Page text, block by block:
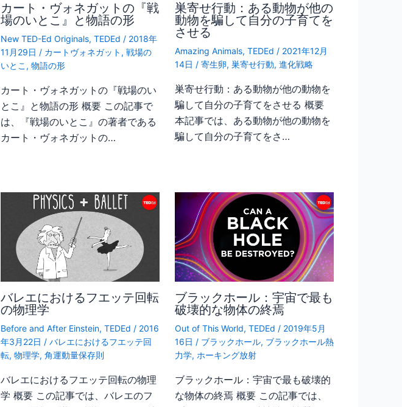
カート・ヴォネガットの『戦
場のいとこ』と物語の形
New TED-Ed Originals, TEDEd / 2018年
11月29日 / カートヴォネガット , 戦場の
いとこ , 物語の形
カート・ヴォネガットの『戦場のい
とこ』と物語の形 概要 この記事で
は、『戦場のいとこ』の著者である
カート・ヴォネガットの…
巣寄せ行動：ある動物が他の
動物を騙して自分の子育てを
させる
Amazing Animals, TEDEd / 2021年12月
14日 / 寄生卵, 巣寄せ行動, 進化戦略
巣寄せ行動：ある動物が他の動物を
騙して自分の子育てをさせる 概要
本記事では、ある動物が他の動物を
騙して自分の子育てをさ…
バレエにおけるフエッテ回転
の物理学
Before and After Einstein, TEDEd / 2016
年3月22日 / バレエにおけるフエッテ回
転, 物理学, 角運動量保存則
バレエにおけるフエッテ回転の物理
学 概要 この記事では、バレエのフ
ブラックホール：宇宙で最も
破壊的な物体の終焉
Out of This World, TEDEd / 2019年5月
16日 / ブラックホール, ブラックホール熱
力学, ホーキング放射
ブラックホール：宇宙で最も破壊的
な物体の終焉 概要 この記事では、